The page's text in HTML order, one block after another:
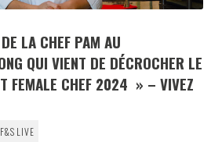
LA CHEF PAM AU
QUI VIENT DE DÉCROCHER LE
FEMALE CHEF 2024 » – VIVEZ
F&S LIVE